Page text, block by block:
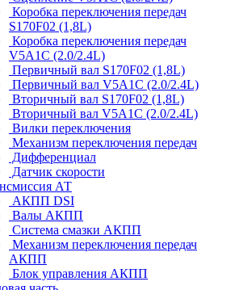
Коробка переключения передач
S170F02 (1,8L)
Коробка переключения передач
V5A1C (2.0/2.4L)
Первичный вал S170F02 (1,8L)
Первичный вал V5A1C (2.0/2.4L)
Вторичный вал S170F02 (1,8L)
Вторичный вал V5A1C (2.0/2.4L)
Вилки переключения
Механизм переключения передач
Дифференциал
Датчик скорости
АТ
АКПП DSI
Валы АКПП
Система смазки АКПП
Механизм переключения передач
АКПП
Блок управления АКПП